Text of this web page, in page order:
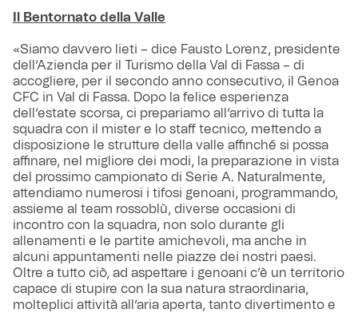
Il Bentornato della Valle
«Siamo davvero lieti – dice Fausto Lorenz, presidente
dell’Azienda per il Turismo della Val di Fassa – di
accogliere, per il secondo anno consecutivo, il Genoa
CFC in Val di Fassa. Dopo la felice esperienza
dell’estate scorsa, ci prepariamo all’arrivo di tutta la
squadra con il mister e lo staff tecnico, mettendo a
disposizione le strutture della valle affinché si possa
affinare, nel migliore dei modi, la preparazione in vista
del prossimo campionato di Serie A. Naturalmente,
attendiamo numerosi i tifosi genoani, programmando,
assieme al team rossoblù, diverse occasioni di
incontro con la squadra, non solo durante gli
allenamenti e le partite amichevoli, ma anche in
alcuni appuntamenti nelle piazze dei nostri paesi.
Oltre a tutto ciò, ad aspettare i genoani c’è un territorio
capace di stupire con la sua natura straordinaria,
molteplici attività all’aria aperta, tanto divertimento e